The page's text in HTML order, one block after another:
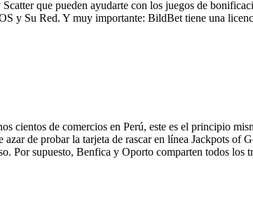
que pueden ayudarte con los juegos de
y Su Red. Y muy importante: BildBet tiene una
cientos de comercios en Perú, este es el principio
de probar la tarjeta de rascar en línea Jackpots of
Por supuesto, Benfica y Oporto comparten todos los